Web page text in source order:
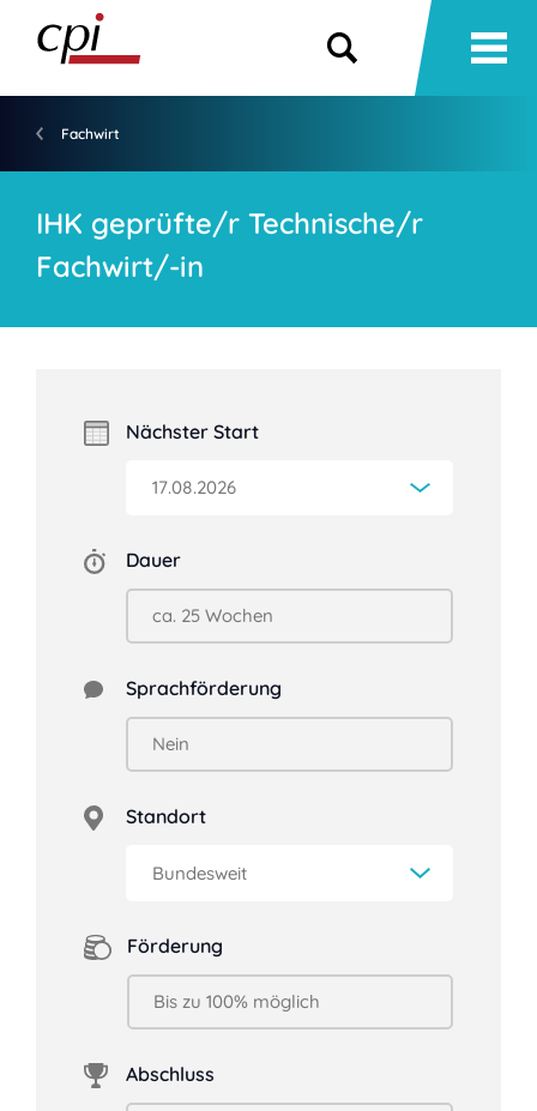
Fachwirt
IHK geprüfte/r Technische/r
Fachwirt/-in
Nächster Start
Dauer
Sprachförderung
Standort
Förderung
Abschluss